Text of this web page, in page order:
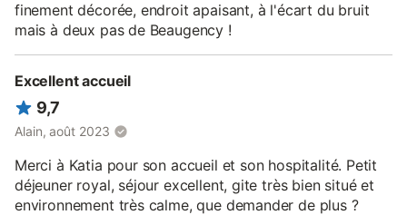
finement décorée, endroit apaisant, à l'écart du bruit
mais à deux pas de Beaugency !
Excellent accueil
9,7
Alain, août 2023
Merci à Katia pour son accueil et son hospitalité. Petit
déjeuner royal, séjour excellent, gite très bien situé et
environnement très calme, que demander de plus ?